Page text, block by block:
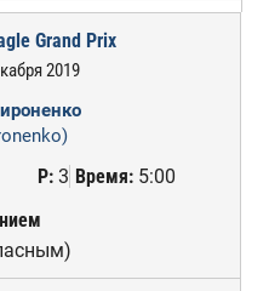
Grand Prix
2019
Р:3 Время:5:00